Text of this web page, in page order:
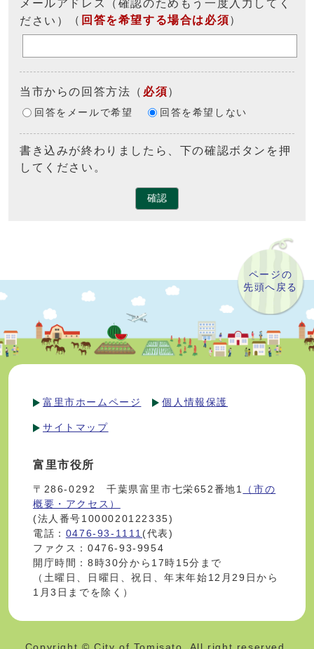
メールアドレス（確認のためもう一度入力してく
ださい）
（ 回答を希望する場合は必須）
当市からの回答方法 （ 必須）
回答をメールで希望 回答を希望しない
書き込みが終わりましたら、下の確認ボタンを押
してください。
確認
ページの
先頭へ戻る
富里市ホームページ 個人情報保護
サイトマップ
富里市役所
〒286-0292 千葉県富里市七栄652番地1
（市の
概要・アクセス）
(法人番号1000020122335)
電話： 0476-93-1111(代表)
ファクス：0476-93-9954
開庁時間：8時30分から17時15分まで
（土曜日、日曜日、祝日、年末年始12月29日から
1月3日までを除く）